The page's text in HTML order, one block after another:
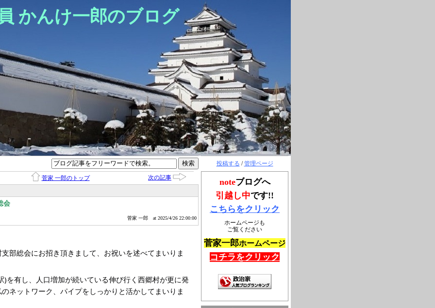
かんけ一郎のブログ
投稿する /管理ページ
noteブログへ
引越し中です!!
こちらをクリック
ホームページも
ご覧ください
菅家一郎ホームページ
コチラをクリック
菅家 一郎のトップ 次の記事
会
菅家 一郎 at 2025/4/26 22:00:00
部総会にお招き頂きまして、お祝いを述べてまいりま
)を有し、人口増加が続いている伸び行く西郷村が更に発
ネットワーク、パイプをしっかりと活かしてまいりま